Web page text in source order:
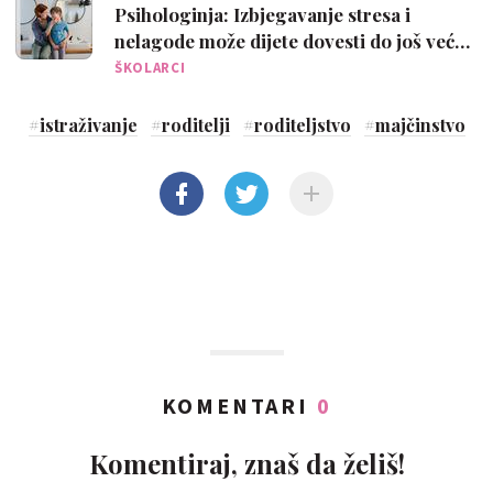
Psihologinja: Izbjegavanje stresa i
nelagode može dijete dovesti do još veće
tjeskobe
ŠKOLARCI
#istraživanje #roditelji #roditeljstvo #majčinstvo
KOMENTARI 0
Komentiraj, znaš da želiš!